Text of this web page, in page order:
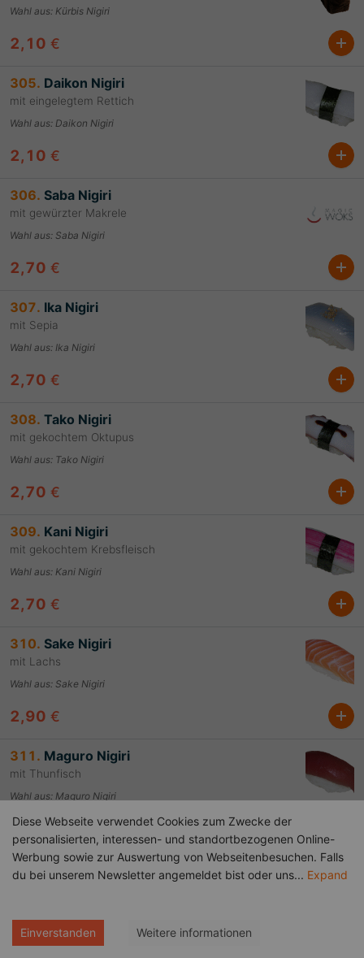
Wahl aus: Kürbis Nigiri
2,10 €
305. Daikon Nigiri
mit eingelegtem Rettich
Wahl aus: Daikon Nigiri
2,10 €
306. Saba Nigiri
mit gewürzter Makrele
Wahl aus: Saba Nigiri
2,70 €
307. Ika Nigiri
mit Sepia
Wahl aus: Ika Nigiri
2,70 €
308. Tako Nigiri
mit gekochtem Oktupus
Wahl aus: Tako Nigiri
2,70 €
309. Kani Nigiri
mit gekochtem Krebsfleisch
Wahl aus: Kani Nigiri
2,70 €
310. Sake Nigiri
mit Lachs
Wahl aus: Sake Nigiri
2,90 €
311. Maguro Nigiri
mit Thunfisch
Wahl aus: Maguro Nigiri
3,30 €
312. Shiromi Nigiri
2,90 € 0,00 €
Diese Webseite verwendet Cookies zum Zwecke der
personalisierten, interessen- und standortbezogenen Online-
Werbung sowie zur Auswertung von Webseitenbesuchen. Falls
du bei unserem Newsletter angemeldet bist oder uns... Expand
Einverstanden Weitere informationen